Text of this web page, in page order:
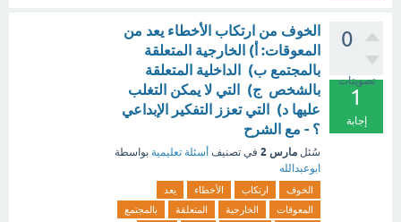
0
تصويتات
1
إجابة
الخوف من ارتكاب الأخطاء يعد من
المعوقات: أ) الخارجية المتعلقة
بالمجتمع ب) الداخلية المتعلقة
بالشخص ج) التي لا يمكن التغلب
عليها د) التي تعزز التفكير الإبداعي
؟ - مع الشرح
سُئل مارس 2 في تصنيف أسئلة تعليمية بواسطة
ابوعبدالله
الخوف ارتكاب الأخطاء
يعد
المعوقات
الخارجية المتعلقة
بالمجتمع